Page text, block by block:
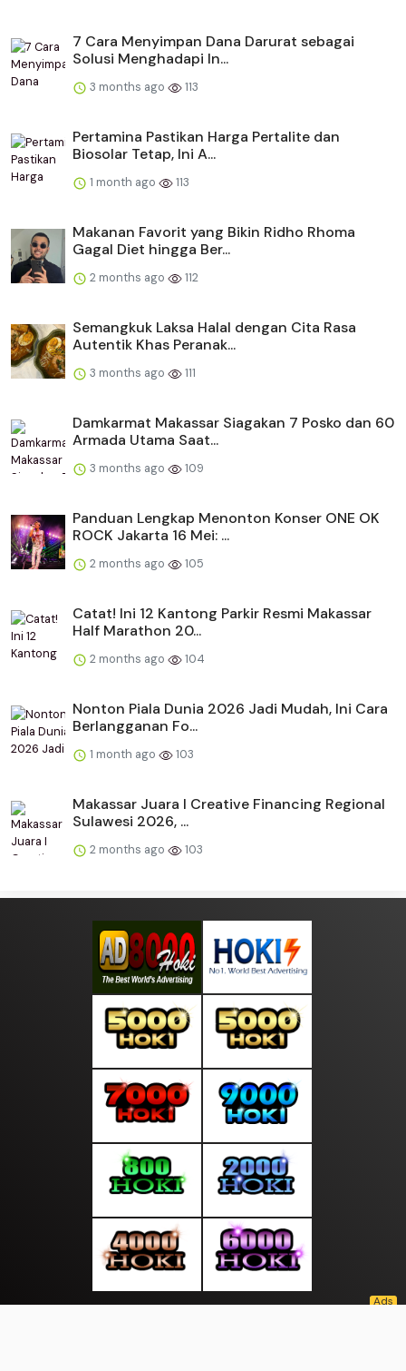
​​7 Cara Menyimpan Dana Darurat sebagai
Solusi Menghadapi In...
3 months ago 113
Pertamina Pastikan Harga Pertalite dan
Biosolar Tetap, Ini A...
1 month ago 113
Makanan Favorit yang Bikin Ridho Rhoma
Gagal Diet hingga Ber...
2 months ago 112
Semangkuk Laksa Halal dengan Cita Rasa
Autentik Khas Peranak...
3 months ago 111
Damkarmat Makassar Siagakan 7 Posko dan 60
Armada Utama Saat...
3 months ago 109
Panduan Lengkap Menonton Konser ONE OK
ROCK Jakarta 16 Mei: ...
2 months ago 105
Catat! Ini 12 Kantong Parkir Resmi Makassar
Half Marathon 20...
2 months ago 104
Nonton Piala Dunia 2026 Jadi Mudah, Ini Cara
Berlangganan Fo...
1 month ago 103
Makassar Juara I Creative Financing Regional
Sulawesi 2026, ...
2 months ago 103